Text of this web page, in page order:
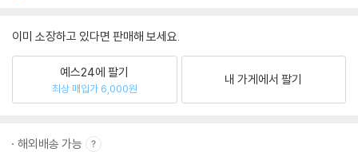
이미 소장하고 있다면 판매해 보세요.
예스24에 팔기
최상 매입가 6,000원
내 가게에서 팔기
해외배송 가능